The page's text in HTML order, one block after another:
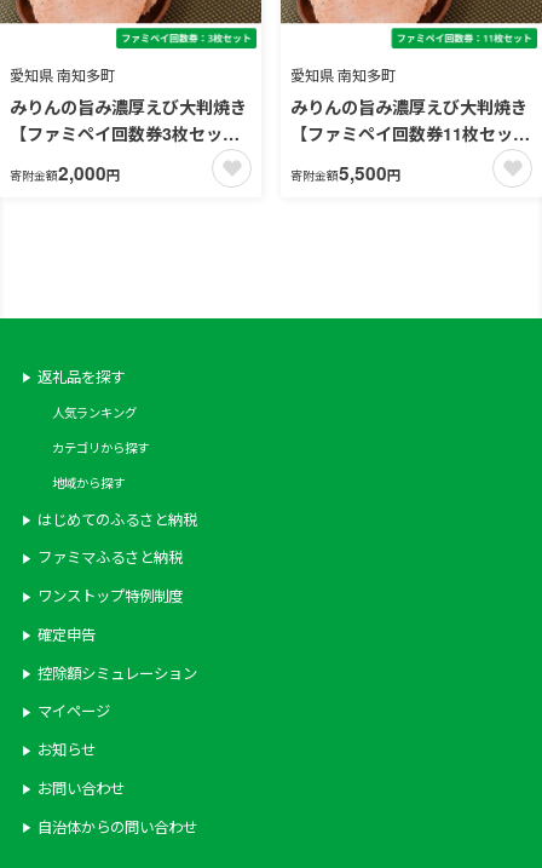
愛知県 南知多町
みりんの旨み濃厚えび大判焼き
【ファミペイ回数券3枚セッ
寄附金額2,000円
愛知県 南知多町
みりんの旨み濃厚えび大判焼き
【ファミペイ回数券11枚セッ
寄附金額5,500円
返礼品を探す
人気ランキング
カテゴリから探す
地域から探す
はじめてのふるさと納税
ファミマふるさと納税
ワンストップ特例制度
確定申告
控除額シミュレーション
マイページ
お知らせ
お問い合わせ
自治体からの問い合わせ